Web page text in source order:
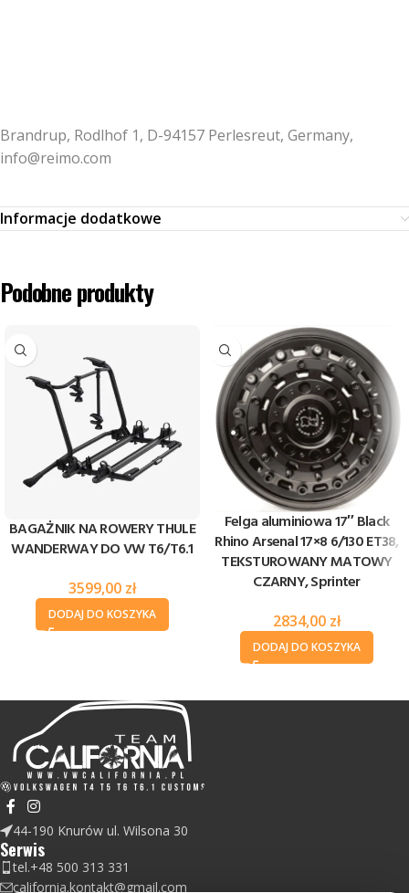
Brandrup, Rodlhof 1, D-94157 Perlesreut, Germany,
info@reimo.com
Informacje dodatkowe
Podobne produkty
BAGAŻNIK NA ROWERY THULE
WANDERWAY DO VW T6/T6.1
3599,00 zł
DODAJ DO KOSZYKA
Felga aluminiowa 17″ Black
Rhino Arsenal 17×8 6/130 ET38,
TEKSTUROWANY MATOWY
CZARNY, Sprinter
2834,00 zł
DODAJ DO KOSZYKA
44-190 Knurów ul. Wilsona 30
Serwis
tel.+48 500 313 331
california.kontakt@gmail.com